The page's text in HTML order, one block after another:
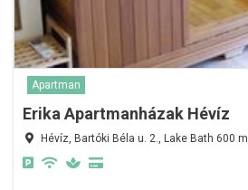
Apartman
Erika Apartmanházak Hévíz
Hévíz, Bartóki Béla u. 2., Lake Bath 600 m